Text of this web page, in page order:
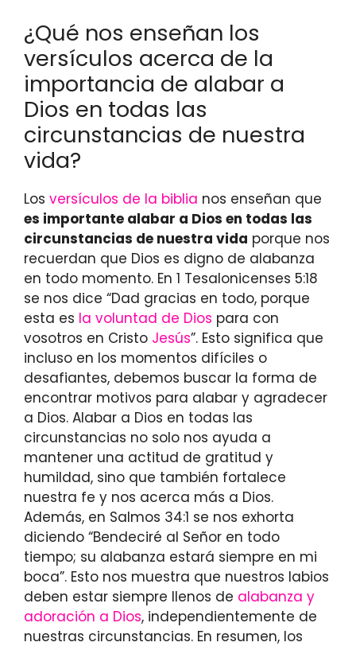
¿Qué nos enseñan los
versículos acerca de la
importancia de alabar a
Dios en todas las
circunstancias de nuestra
vida?
Los versículos de la biblia nos enseñan que
es importante alabar a Dios en todas las
circunstancias de nuestra vida porque nos
recuerdan que Dios es digno de alabanza
en todo momento. En 1 Tesalonicenses 5:18
se nos dice “Dad gracias en todo, porque
esta es la voluntad de Dios para con
vosotros en Cristo Jesús”. Esto significa que
incluso en los momentos difíciles o
desafiantes, debemos buscar la forma de
encontrar motivos para alabar y agradecer
a Dios. Alabar a Dios en todas las
circunstancias no solo nos ayuda a
mantener una actitud de gratitud y
humildad, sino que también fortalece
nuestra fe y nos acerca más a Dios.
Además, en Salmos 34:1 se nos exhorta
diciendo “Bendeciré al Señor en todo
tiempo; su alabanza estará siempre en mi
boca”. Esto nos muestra que nuestros labios
deben estar siempre llenos de alabanza y
adoración a Dios, independientemente de
nuestras circunstancias. En resumen, los